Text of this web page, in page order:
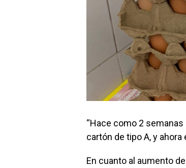
“Hace como 2
cartón de tipo A, y
En cuanto al aumento